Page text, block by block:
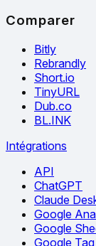
Comparer
Bitly
Rebrandly
Short.io
TinyURL
Dub.co
BL.INK
Intégrations
API
ChatGPT
Claude
Google
Google
Google